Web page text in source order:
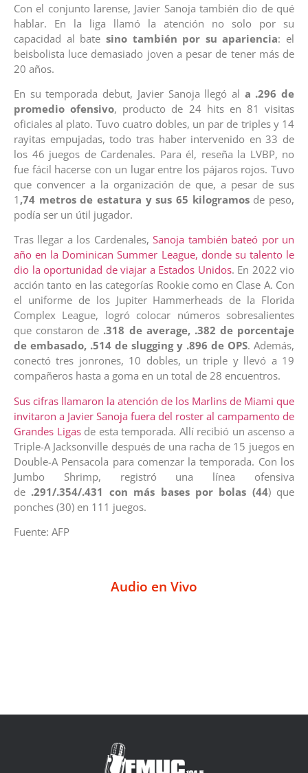
Con el conjunto larense, Javier Sanoja también dio de qué
hablar. En la liga llamó la atención no solo por su
capacidad al bate sino también por su apariencia: el
beisbolista luce demasiado joven a pesar de tener más de
20 años.
En su temporada debut, Javier Sanoja llegó al a .296 de
promedio ofensivo, producto de 24 hits en 81 visitas
oficiales al plato. Tuvo cuatro dobles, un par de triples y 14
rayitas empujadas, todo tras haber intervenido en 33 de
los 46 juegos de Cardenales. Para él, reseña la LVBP, no
fue fácil hacerse con un lugar entre los pájaros rojos. Tuvo
que convencer a la organización de que, a pesar de sus
1 ,74 metros de estatura y sus 65 kilogramosde peso,
podía ser un útil jugador.
Tras llegar a los Cardenales,Sanoja también bateó por un
año en la Dominican Summer League, donde su talento le
dio la oportunidad de viajar a Estados Unidos. En 2022 vio
acción tanto en las categorías Rookie como en Clase A. Con
el uniforme de los Jupiter Hammerheads de la Florida
Complex League, logró colocar números sobresalientes
que constaron de .318 de average, .382 de porcentaje
de embasado, .514 de slugging y .896 de OPS. Además,
conectó tres jonrones, 10 dobles, un triple y llevó a 19
compañeros hasta a goma en un total de 28 encuentros.
Sus cifras llamaron la atención de los Marlins de Miami que
invitaron a Javier Sanoja fuera del roster al campamento de
Grandes Ligasde esta temporada. Allí recibió un ascenso a
Triple-A Jacksonville después de una racha de 15 juegos en
Double-A Pensacola para comenzar la temporada. Con los
Jumbo Shrimp, registró una línea ofensiva
de .291/.354/.431 con más bases por bolas (44) que
ponches (30) en 111 juegos.
Fuente: AFP
Audio en Vivo